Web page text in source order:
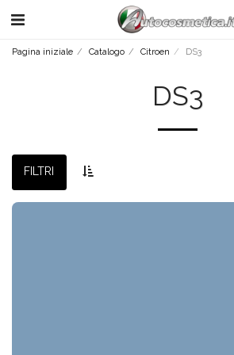
Pagina iniziale Catalogo Citroen DS3
DS3
FILTRI